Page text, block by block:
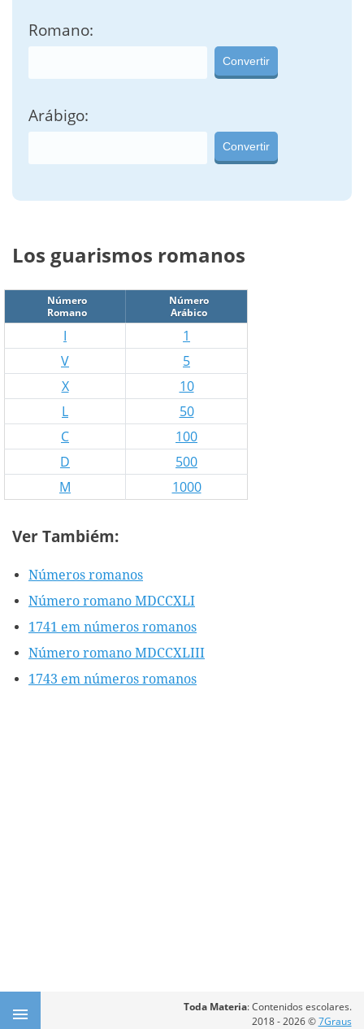
Romano:
Convertir
Arábigo:
Convertir
Los guarismos romanos
Número
Romano
Número
Arábico
I
1
V
5
X
10
L
50
C
100
D
500
M
1000
Ver Tambiém:
Números romanos
Número romano MDCCXLI
1741 em números romanos
Número romano MDCCXLIII
1743 em números romanos
Toda Materia: Contenidos escolares.
2018 - 2026 ©7Graus